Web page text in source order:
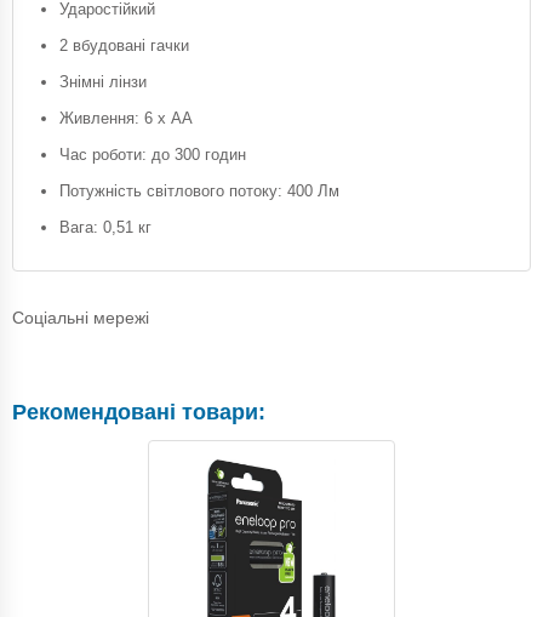
Ударостійкий
2 вбудовані гачки
Знімні лінзи
Живлення: 6 х AA
Час роботи: до 300 годин
Потужність світлового потоку: 400 Лм
Вага: 0,51 кг
Соціальні мережі
Рекомендовані товари: